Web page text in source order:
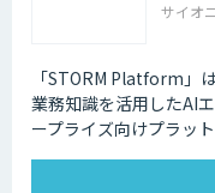
サイオ
「STORM Platform」
業務知識を活用したAI
ープライズ向けプラッ